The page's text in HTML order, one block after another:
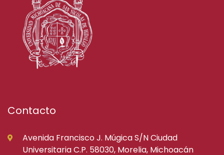
Contacto
Avenida Francisco J. Múgica S/N Ciudad
Universitaria C.P. 58030, Morelia, Michoacán